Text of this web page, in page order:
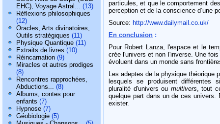
EHC), Voyage Astral... (13)
Réflexions philosophiques
(12)
Oracles, Arts divinatoires,
Outils stratégiques (11)
Physique Quantique (11)
Extraits de livres (10)
Réincarnation (9)
Miracles et autres prodiges
(8)
Rencontres rapprochées,
Abductions... (8)
Albums, contes pour
enfants (7)
Hypnose (7)
Géobiologie (5)
particules, et que le comportement
perception et de la conscience d’une
Source: http://www.dailymail.co.uk/
En conclusion :
Pour Robert Lanza, l'espace et le
crée l'univers et non l'inverse. Une
évoluent dans un monde sans
Les adeptes de la physique théorique
lesquels se produisent différentes
pluralité d'univers ou multivers, tout
quelque part dans un de ces
exister.